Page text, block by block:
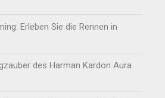
Erleben Sie die Rennen in
des Harman Kardon Aura